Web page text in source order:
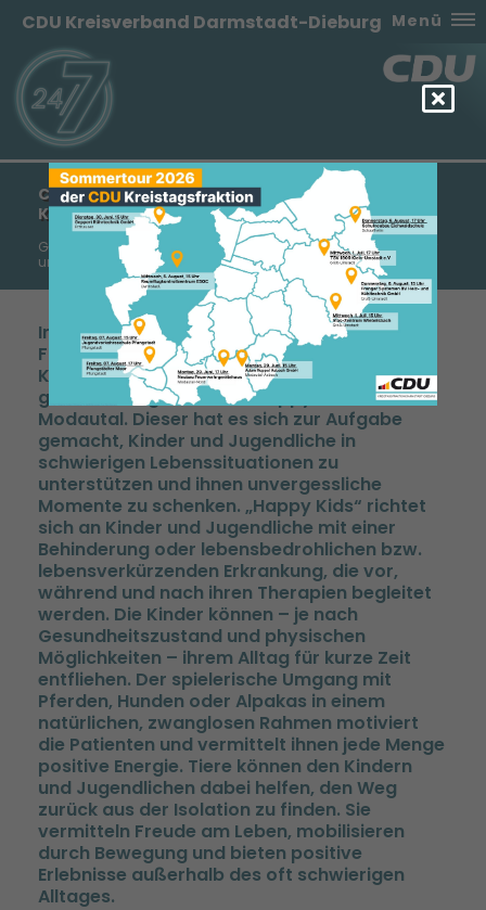
CDU Kreisverband Darmstadt-Dieburg Menü
CDU-KREISTAGSFRAKTION BESUCHT „HAPPY
KIDS“
Großes Lob für engagierte Arbeit zum Wohle eingeschränkter
und kranker Kinder!
Im Rahmen einer auswärtigen
Fraktionssitzung besuchte die CDU-
Kreistagsfraktion im letzten Sommer den
gemeinnützigen Verein „Happy Kids“ in
Modautal. Dieser hat es sich zur Aufgabe
gemacht, Kinder und Jugendliche in
schwierigen Lebenssituationen zu
unterstützen und ihnen unvergessliche
Momente zu schenken. „Happy Kids“ richtet
sich an Kinder und Jugendliche mit einer
Behinderung oder lebensbedrohlichen bzw.
lebensverkürzenden Erkrankung, die vor,
während und nach ihren Therapien begleitet
werden. Die Kinder können – je nach
Gesundheitszustand und physischen
Möglichkeiten – ihrem Alltag für kurze Zeit
entfliehen. Der spielerische Umgang mit
Pferden, Hunden oder Alpakas in einem
natürlichen, zwanglosen Rahmen motiviert
die Patienten und vermittelt ihnen jede Menge
positive Energie. Tiere können den Kindern
und Jugendlichen dabei helfen, den Weg
zurück aus der Isolation zu finden. Sie
vermitteln Freude am Leben, mobilisieren
durch Bewegung und bieten positive
Erlebnisse außerhalb des oft schwierigen
Alltages.